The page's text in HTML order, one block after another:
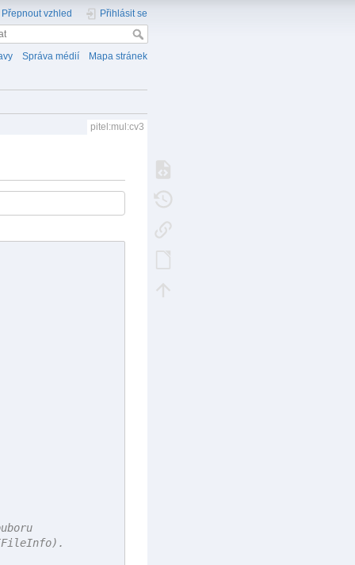
Přepnout vzhled Přihlásit se
Správa médií Mapa stránek
pitel:mul:cv3